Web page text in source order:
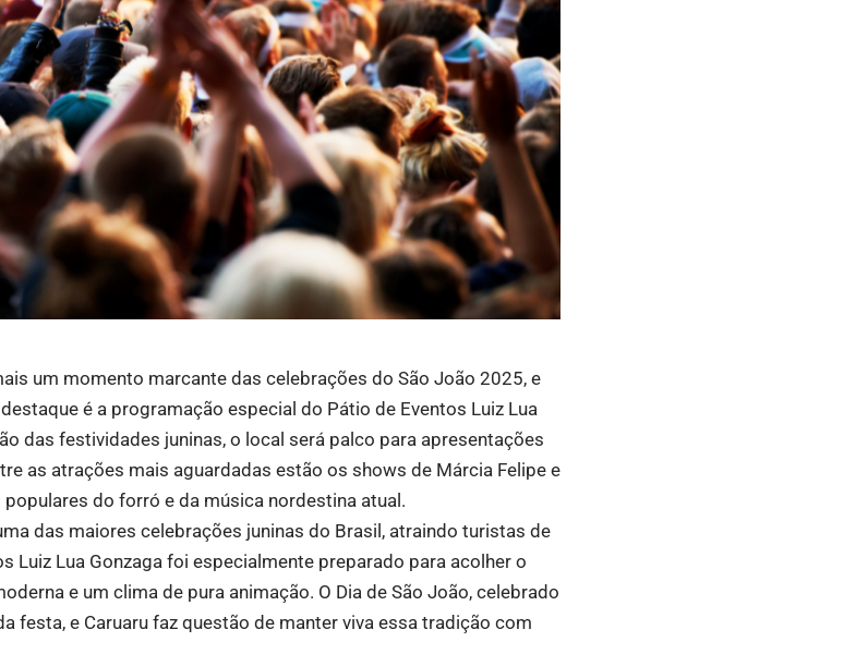
um momento marcante das celebrações do São João 2025, e
é a programação especial do Pátio de Eventos Luiz Lua
das festividades juninas, o local será palco para apresentações
as atrações mais aguardadas estão os shows de Márcia Felipe e
do forró e da música nordestina atual.
das maiores celebrações juninas do Brasil, atraindo turistas de
Luiz Lua Gonzaga foi especialmente preparado para acolher o
e um clima de pura animação. O Dia de São João, celebrado
festa, e Caruaru faz questão de manter viva essa tradição com